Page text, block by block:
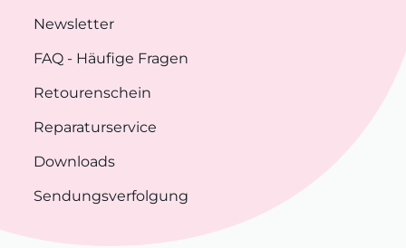
Newsletter
FAQ - Häufige Fragen
Retourenschein
Reparaturservice
Downloads
Sendungsverfolgung